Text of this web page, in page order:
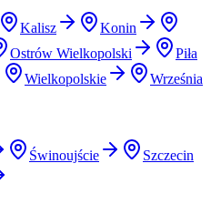
Kalisz
Konin
Ostrów Wielkopolski
Piła
Wielkopolskie Września
Świnoujście
Szczecin